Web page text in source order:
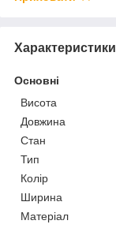
Характеристики
Основні
Висота
Довжина
Стан
Тип
Колір
Ширина
Матеріал